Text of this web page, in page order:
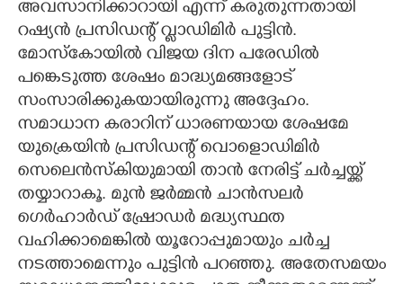
CARTOONS
LITERATURE
CONTACT US
അവസാനിക്കാറായി എന്ന് കരുതുന്നതായി
റഷ്യൻ പ്രസിഡന്റ് വ്ലാഡിമിർ പുട്ടിൻ.
മോസ്കോയിൽ വിജയ ദിന പരേഡിൽ
പങ്കെടുത്ത ശേഷം മാദ്ധ്യമങ്ങളോട്
സംസാരിക്കുകയായിരുന്നു അദ്ദേഹം.
സമാധാന കരാറിന് ധാരണയായ ശേഷമേ
യുക്രെയിൻ പ്രസിഡന്റ് വൊളൊഡിമിർ
സെലെൻസ്കിയുമായി താൻ നേരിട്ട് ചർച്ചയ്ക്ക്
തയ്യാറാകൂ. മുൻ ജർമ്മൻ ചാൻസലർ
ഗെർഹാർഡ് ഷ്രോഡർ മദ്ധ്യസ്ഥത
വഹിക്കാമെങ്കിൽ യൂറോപ്പുമായും ചർച്ച
നടത്താമെന്നും പുട്ടിൻ പറഞ്ഞു. അതേസമയം